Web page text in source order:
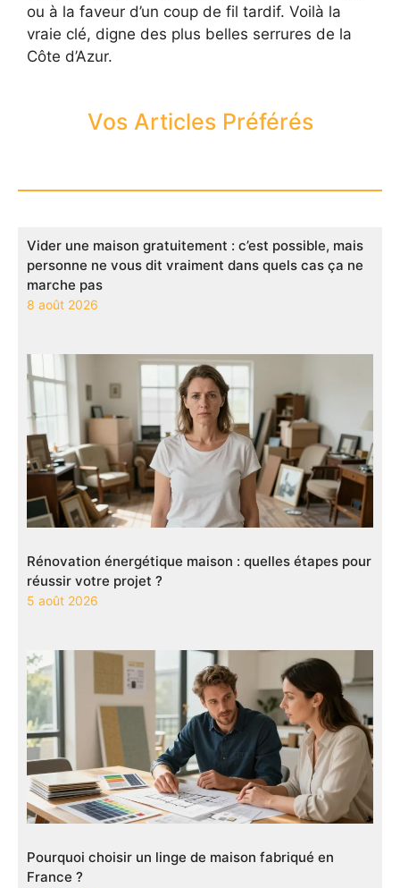
ou à la faveur d’un coup de fil tardif. Voilà la
vraie clé, digne des plus belles serrures de la
Côte d’Azur.
Vos Articles Préférés
Vider une maison gratuitement : c’est possible, mais
personne ne vous dit vraiment dans quels cas ça ne
marche pas
8 août 2026
Rénovation énergétique maison : quelles étapes pour
réussir votre projet ?
5 août 2026
Pourquoi choisir un linge de maison fabriqué en
France ?